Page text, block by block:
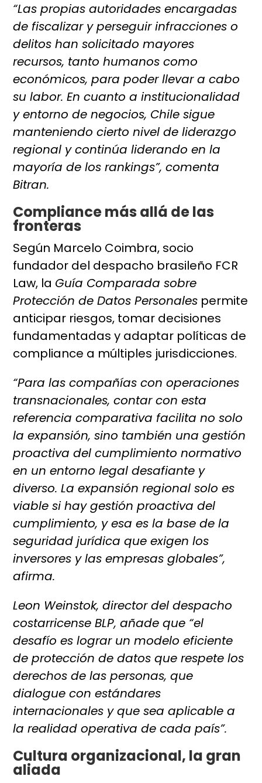
“Las propias autoridades encargadas
de fiscalizar y perseguir infracciones o
delitos han solicitado mayores
recursos, tanto humanos como
económicos, para poder llevar a cabo
su labor. En cuanto a institucionalidad
y entorno de negocios, Chile sigue
manteniendo cierto nivel de liderazgo
regional y continúa liderando en la
mayoría de los rankings”, comenta
Bitran.
Compliance más allá de las
fronteras
Según Marcelo Coimbra, socio
fundador del despacho brasileño FCR
Law, la Guía Comparada sobre
Protección de Datos Personales permite
anticipar riesgos, tomar decisiones
fundamentadas y adaptar políticas de
compliance a múltiples jurisdicciones.
“Para las compañías con operaciones
transnacionales, contar con esta
referencia comparativa facilita no solo
la expansión, sino también una gestión
proactiva del cumplimiento normativo
en un entorno legal desafiante y
diverso. La expansión regional solo es
viable si hay gestión proactiva del
cumplimiento, y esa es la base de la
seguridad jurídica que exigen los
inversores y las empresas globales”,
afirma.
Leon Weinstok, director del despacho
costarricense BLP, añade que “el
desafío es lograr un modelo eficiente
de protección de datos que respete los
derechos de las personas, que
dialogue con estándares
internacionales y que sea aplicable a
la realidad operativa de cada país”.
Cultura organizacional, la gran
aliada